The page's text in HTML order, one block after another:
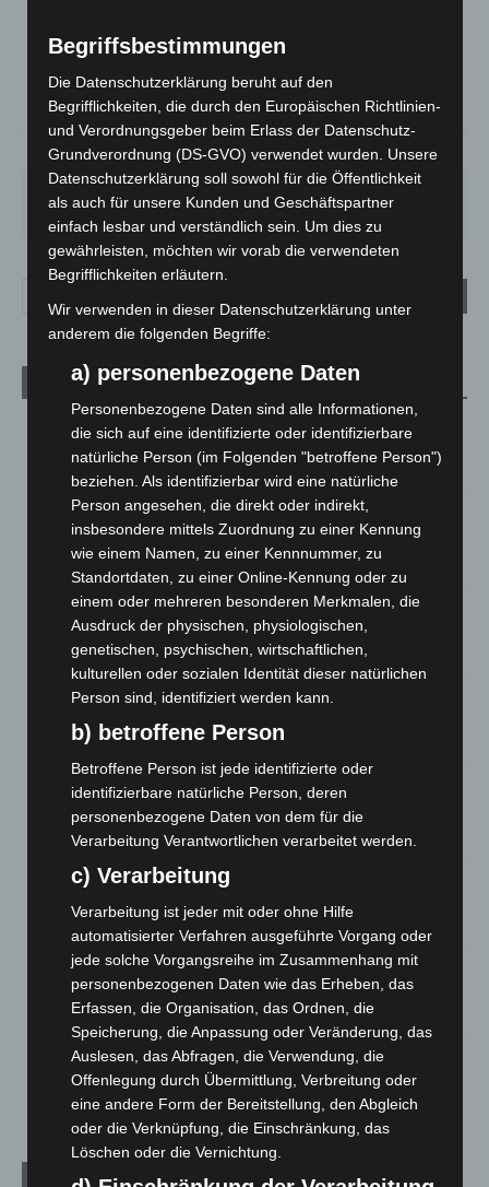
27.1°
36% 1.8m/s 36%
33° 27° 24° 27°
Aktuelle Beiträge
Kunst trifft Weingenuss: Barbara-Susann Mehring zeigt ihre
8. August 2026
A2: Zweite Turbobaustelle startet zwischen Hannover-West
und Bothfeld
8. August 2026
Niedersachsen: Feuerwehrkräfte kehren nach
Waldbrandeinsatz aus Spanien zurück
7. August 2026
Hannover: Erste Tigermücken-Population in Niedersachsen
7. August 2026
Brand im „Haus der Begegnung“ in Neuwarmbüchen schnell
6. August 2026
Region Hannover: 21 neue Notfallsanitäter starten beim
Mann läuft mit Hockeyschläger über A7 – Polizei sucht
Zeugen
5. August 2026
Celle: Mensch stirbt bei Bagger-Unfall auf Baustelle
5. August 2026
Kategorien
Begriffsbestimmungen
Die Datenschutzerklärung beruht auf den
Begrifflichkeiten, die durch den Europäischen Richtlinien-
und Verordnungsgeber beim Erlass der Datenschutz-
Grundverordnung (DS-GVO) verwendet wurden. Unsere
Datenschutzerklärung soll sowohl für die Öffentlichkeit
als auch für unsere Kunden und Geschäftspartner
einfach lesbar und verständlich sein. Um dies zu
gewährleisten, möchten wir vorab die verwendeten
Begrifflichkeiten erläutern.
Wir verwenden in dieser Datenschutzerklärung unter
anderem die folgenden Begriffe:
a) personenbezogene Daten
Personenbezogene Daten sind alle Informationen,
die sich auf eine identifizierte oder identifizierbare
natürliche Person (im Folgenden "betroffene Person")
beziehen. Als identifizierbar wird eine natürliche
Person angesehen, die direkt oder indirekt,
insbesondere mittels Zuordnung zu einer Kennung
wie einem Namen, zu einer Kennnummer, zu
Standortdaten, zu einer Online-Kennung oder zu
einem oder mehreren besonderen Merkmalen, die
Ausdruck der physischen, physiologischen,
genetischen, psychischen, wirtschaftlichen,
kulturellen oder sozialen Identität dieser natürlichen
Person sind, identifiziert werden kann.
b) betroffene Person
Betroffene Person ist jede identifizierte oder
identifizierbare natürliche Person, deren
personenbezogene Daten von dem für die
Verarbeitung Verantwortlichen verarbeitet werden.
c) Verarbeitung
Verarbeitung ist jeder mit oder ohne Hilfe
automatisierter Verfahren ausgeführte Vorgang oder
jede solche Vorgangsreihe im Zusammenhang mit
personenbezogenen Daten wie das Erheben, das
Erfassen, die Organisation, das Ordnen, die
Speicherung, die Anpassung oder Veränderung, das
Auslesen, das Abfragen, die Verwendung, die
Offenlegung durch Übermittlung, Verbreitung oder
eine andere Form der Bereitstellung, den Abgleich
oder die Verknüpfung, die Einschränkung, das
Löschen oder die Vernichtung.